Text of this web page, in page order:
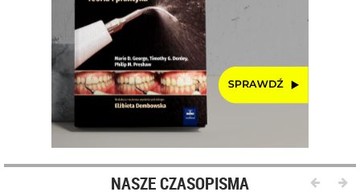
NASZE CZASOPISMA